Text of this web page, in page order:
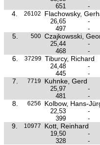
651
-
4. 26102 Flachowsky,
26,65 -
497
-
5. 500 Czajkowsski,
25,44 -
468
-
6. 37299 Tiburcy, Richard
24,48 -
445
-
7. 7719 Kuhnke, Gerd
25,97 -
481
-
8. 6256 Kolbow, Hans-
22,53 -
399
-
9. 10977 Kott, Reinhard
19,50 -
328
-